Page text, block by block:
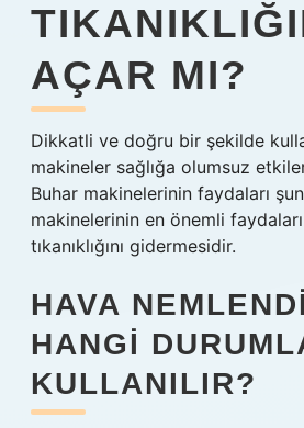
AÇAR MI?
Dikkatli ve doğru bir şekilde
makineler sağlığa olumsuz
Buhar makinelerinin faydaları
makinelerinin en önemli
tıkanıklığını gidermesidir.
HAVA
HANGI
KULLANILIR?